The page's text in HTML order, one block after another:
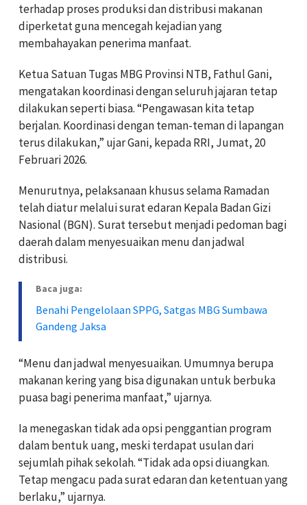
terhadap proses produksi dan distribusi makanan
diperketat guna mencegah kejadian yang
membahayakan penerima manfaat.
Ketua Satuan Tugas MBG Provinsi NTB, Fathul Gani,
mengatakan koordinasi dengan seluruh jajaran tetap
dilakukan seperti biasa. “Pengawasan kita tetap
berjalan. Koordinasi dengan teman-teman di lapangan
terus dilakukan,” ujar Gani, kepada RRI, Jumat, 20
Februari 2026.
Menurutnya, pelaksanaan khusus selama Ramadan
telah diatur melalui surat edaran Kepala Badan Gizi
Nasional (BGN). Surat tersebut menjadi pedoman bagi
daerah dalam menyesuaikan menu dan jadwal
distribusi.
Baca juga:
Benahi Pengelolaan SPPG, Satgas MBG Sumbawa
Gandeng Jaksa
“Menu dan jadwal menyesuaikan. Umumnya berupa
makanan kering yang bisa digunakan untuk berbuka
puasa bagi penerima manfaat,” ujarnya.
Ia menegaskan tidak ada opsi penggantian program
dalam bentuk uang, meski terdapat usulan dari
sejumlah pihak sekolah. “Tidak ada opsi diuangkan.
Tetap mengacu pada surat edaran dan ketentuan yang
berlaku,” ujarnya.